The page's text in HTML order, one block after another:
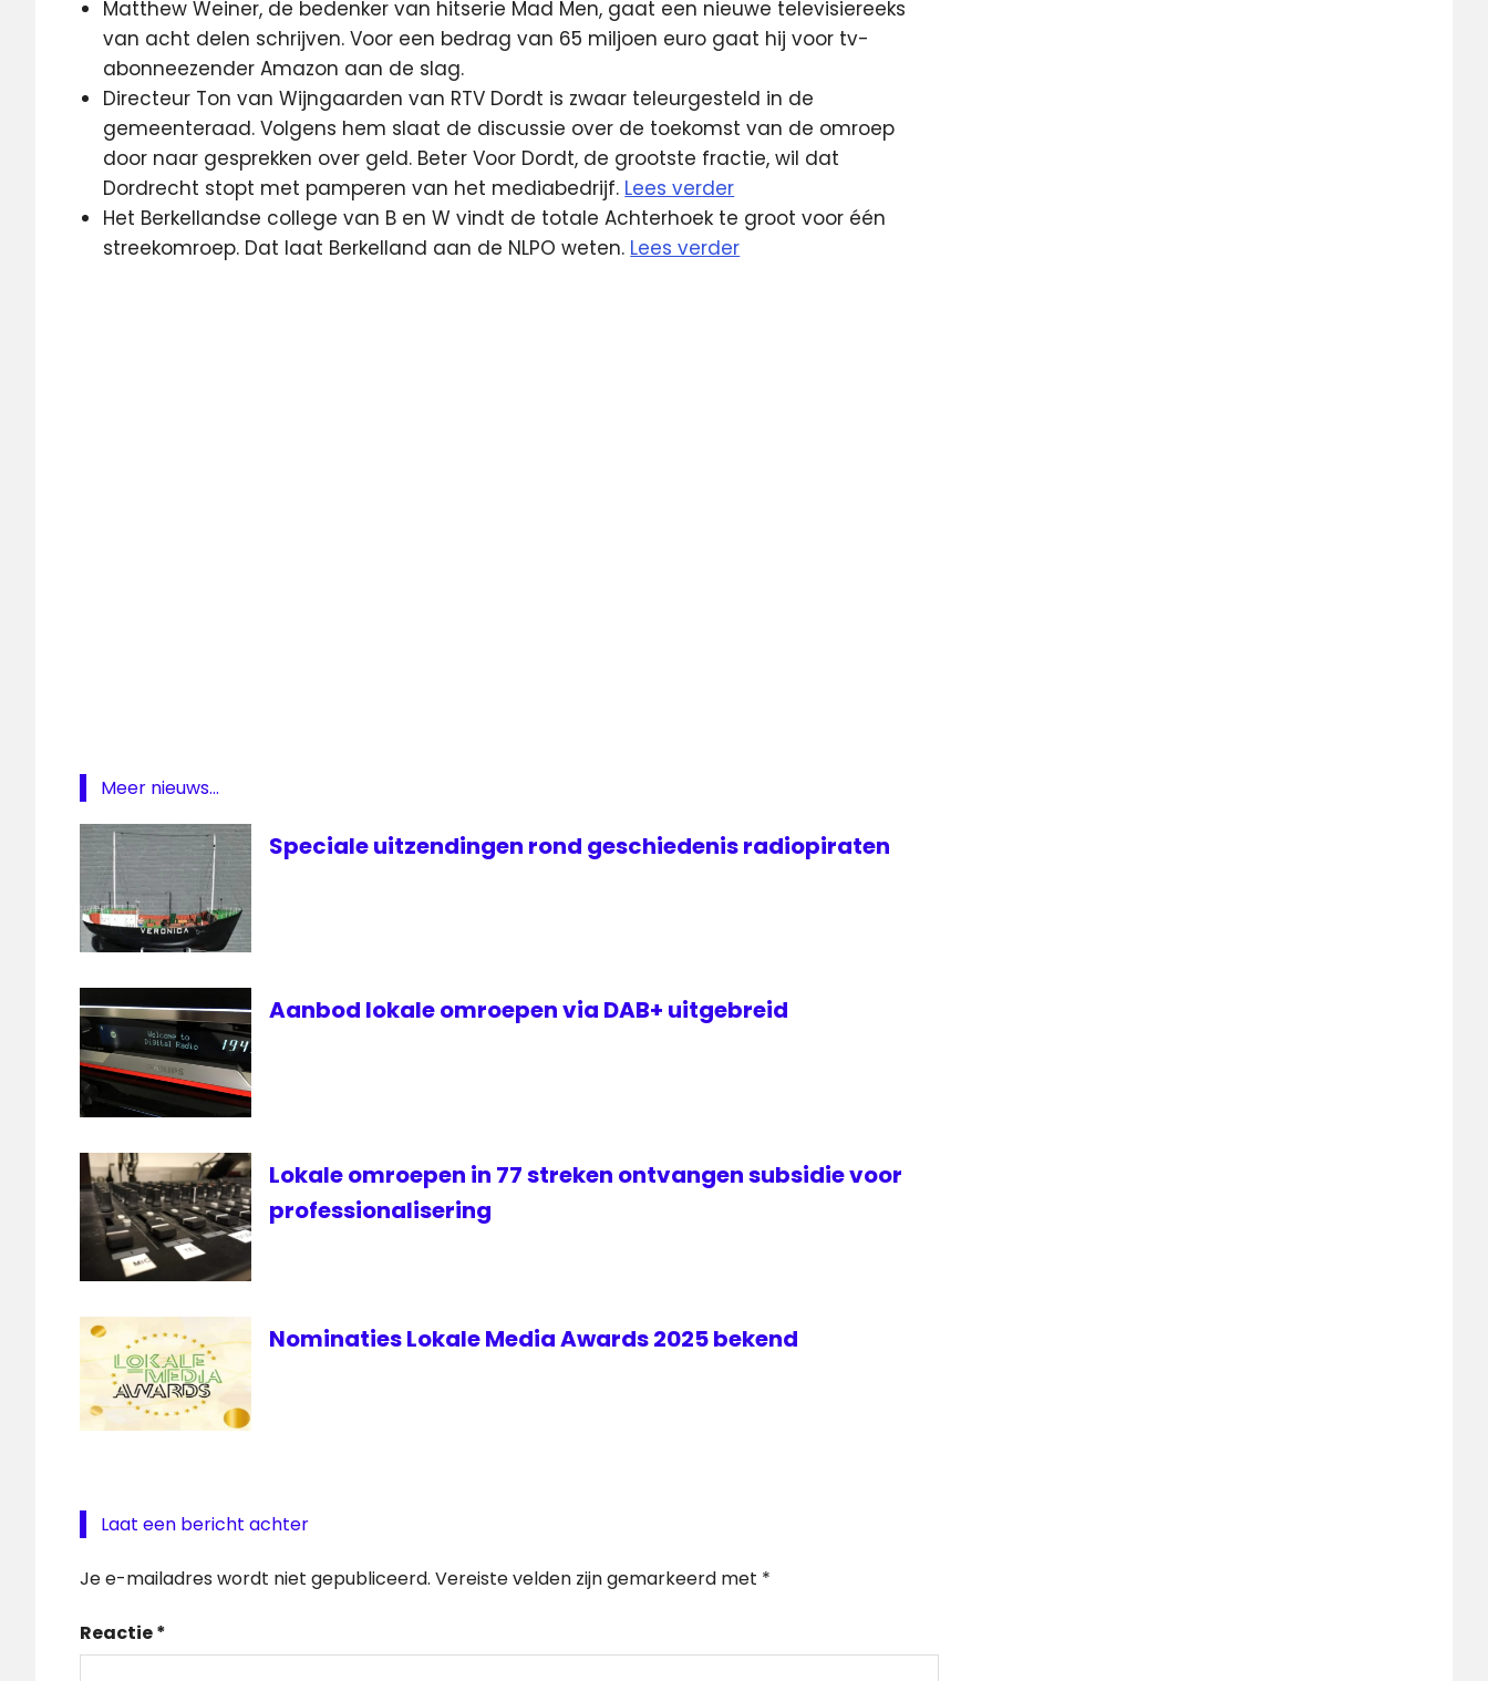
Matthew Weiner, de bedenker van hitserie Mad Men, gaat een nieuwe televisiereeks
van acht delen schrijven. Voor een bedrag van 65 miljoen euro gaat hij voor tv-
abonneezender Amazon aan de slag.
Directeur Ton van Wijngaarden van RTV Dordt is zwaar teleurgesteld in de
gemeenteraad. Volgens hem slaat de discussie over de toekomst van de omroep
door naar gesprekken over geld. Beter Voor Dordt, de grootste fractie, wil dat
Dordrecht stopt met pamperen van het mediabedrijf. Lees verder
Het Berkellandse college van B en W vindt de totale Achterhoek te groot voor één
streekomroep. Dat laat Berkelland aan de NLPO weten. Lees verder
Meer nieuws...
Speciale uitzendingen rond geschiedenis radiopiraten
Aanbod lokale omroepen via DAB+ uitgebreid
Lokale omroepen in 77 streken ontvangen subsidie voor
professionalisering
Nominaties Lokale Media Awards 2025 bekend
Laat een bericht achter
Je e-mailadres wordt niet gepubliceerd. Vereiste velden zijn gemarkeerd met *
Reactie*